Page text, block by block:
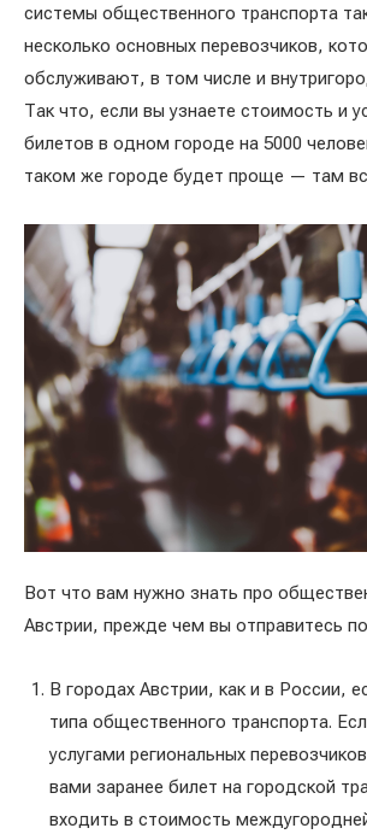
системы общественного транспорта
несколько основных перевозчиков,
обслуживают, в том числе и
Так что, если вы узнаете стоимость и
билетов в одном городе на 5000
таком же городе будет проще — там
Вот что вам нужно знать про
Австрии, прежде чем вы отправитесь
В городах Австрии, как и в России,
типа общественного транспорта.
услугами региональных
вами заранее билет на городской
входить в стоимость